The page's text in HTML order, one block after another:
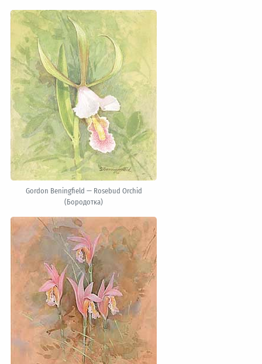
Gordon Beningfield — Rosebud Orchid
(Бородотка)